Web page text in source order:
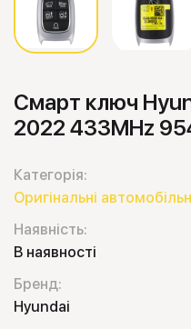
Смарт ключ
2022 433MHz
Категорія:
Оригінальні
Наявність:
В наявності
Бренд:
Hyundai